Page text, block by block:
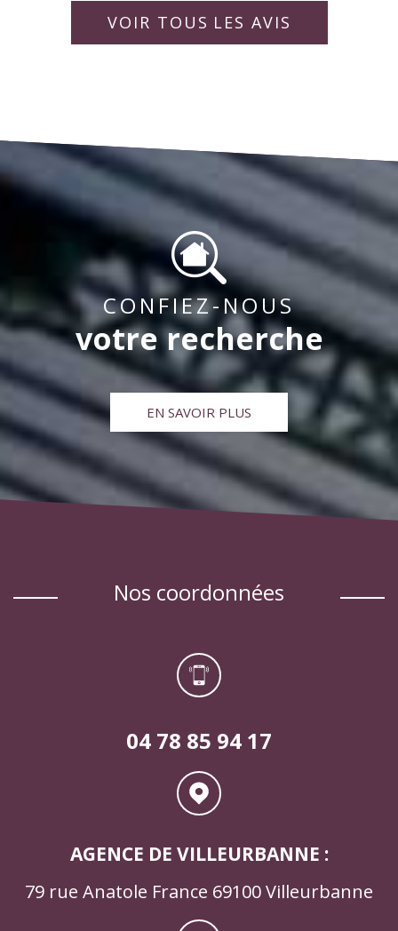
collaborateurs.
rapporter la vie de la copropriété pour « un bien
vivre ensemble « .
idéalement. Bien à vous,
VOIR TOUS LES AVIS
CONFIEZ-NOUS
votre recherche
EN SAVOIR PLUS
nos coordonnées
04 78 85 94 17
AGENCE DE VILLEURBANNE :
79 rue Anatole France 69100 Villeurbanne